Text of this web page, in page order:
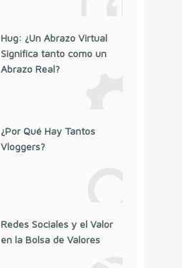
Hug: ¿Un Abrazo Virtual
Significa tanto como un
Abrazo Real?
¿Por Qué Hay Tantos
Vloggers?
Redes Sociales y el Valor
en la Bolsa de Valores